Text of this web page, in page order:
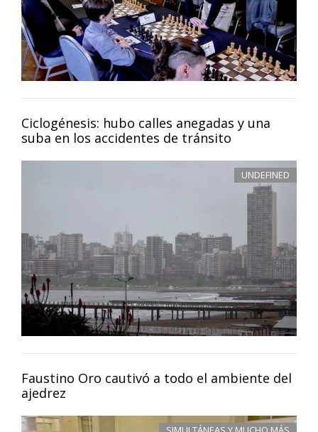
Ciclogénesis: hubo calles anegadas y una
suba en los accidentes de tránsito
UNDEFINED
Faustino Oro cautivó a todo el ambiente del
ajedrez